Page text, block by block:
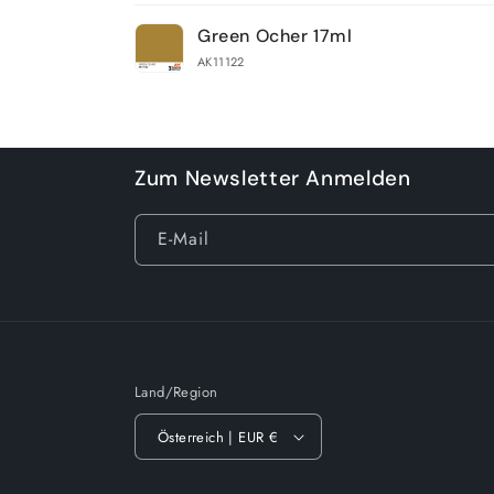
Dein
Warenkorb
Green Ocher 17ml
AK11122
geladen ...
Zum Newsletter Anmelden
E-Mail
Land/Region
Österreich | EUR €